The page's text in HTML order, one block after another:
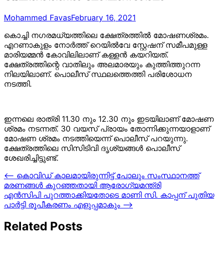
Mohammed FavasFebruary 16, 2021
കൊച്ചി നഗരമധ്യത്തിലെ ക്ഷേത്രത്തില്‍ മോഷണശ്രമം.
എറണാകുളം നോര്‍ത്ത് റെയില്‍വേ സ്റ്റേഷന് സമീപമുള്ള
മാരിയമ്മന്‍ കോവിലിലാണ് കള്ളന്‍ കയറിയത്.
ക്ഷേത്രത്തിന്റെ വാതിലും അലമാരയും കുത്തിത്തുറന്ന
നിലയിലാണ്. പൊലീസ് സ്ഥലത്തെത്തി പരിശോധന
നടത്തി.
ഇന്നലെ രാത്രി 11.30 നും 12.30 നും ഇടയിലാണ് മോഷണ
ശ്രമം നടന്നത്. 30 വയസ് പ്രായം തോന്നിക്കുന്നയാളാണ്
മോഷണ ശ്രമം നടത്തിയെന്ന് പൊലീസ് പറയുന്നു.
ക്ഷേത്രത്തിലെ സിസിടിവി ദൃശ്യങ്ങള്‍ പൊലീസ്
ശേഖരിച്ചിട്ടുണ്ട്.
Post
navigation
⟵ കൊവിഡ് കാലമായിരുന്നിട്ട് പോലും സംസ്ഥാനത്ത്
മരണങ്ങൾ കുറഞ്ഞതായി ആരോഗ്യമന്ത്രി
എന്‍സിപി പുറത്താക്കിയതോടെ മാണി സി. കാപ്പന് പുതിയ
പാര്‍ട്ടി രൂപീകരണം എളുപ്പമാകും ⟶
Related Posts